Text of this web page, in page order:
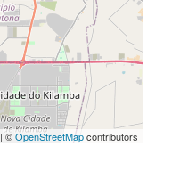
| ©OpenStreetMapcontributors